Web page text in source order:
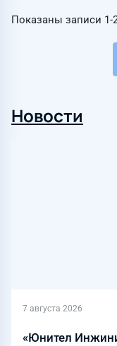
Показаны записи 1-
Новости
7 августа 2026
«Юнител